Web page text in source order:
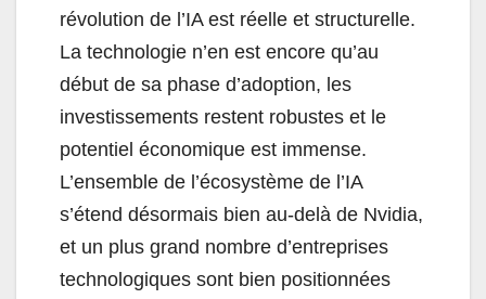
révolution de l’IA est réelle et structurelle.
La technologie n’en est encore qu’au
début de sa phase d’adoption, les
investissements restent robustes et le
potentiel économique est immense.
L’ensemble de l’écosystème de l’IA
s’étend désormais bien au-delà de Nvidia,
et un plus grand nombre d’entreprises
technologiques sont bien positionnées